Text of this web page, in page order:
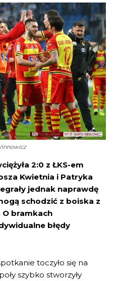
2:0 z ŁKS-em
Kwietnia i Patryka
jednak naprawdę
schodzić z boiska z
O bramkach
błędy
toczyło się na
szybko stworzyły